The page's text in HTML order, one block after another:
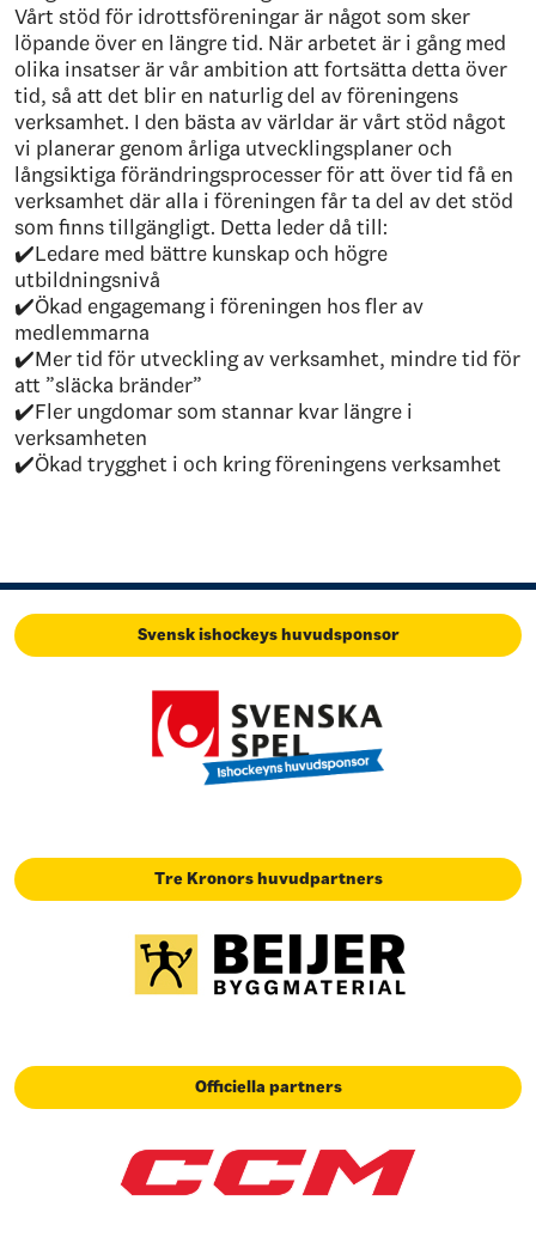
Vårt stöd för idrottsföreningar är något som sker
löpande över en längre tid. När arbetet är i gång med
olika insatser är vår ambition att fortsätta detta över
tid, så att det blir en naturlig del av föreningens
verksamhet. I den bästa av världar är vårt stöd något
vi planerar genom årliga utvecklingsplaner och
långsiktiga förändringsprocesser för att över tid få en
verksamhet där alla i föreningen får ta del av det stöd
som finns tillgängligt. Detta leder då till:
✔️Ledare med bättre kunskap och högre
utbildningsnivå
✔️Ökad engagemang i föreningen hos fler av
medlemmarna
✔️Mer tid för utveckling av verksamhet, mindre tid för
att ”släcka bränder”
✔️Fler ungdomar som stannar kvar längre i
verksamheten
✔️Ökad trygghet i och kring föreningens verksamhet
Svensk ishockeys huvudsponsor
Tre Kronors huvudpartners
Officiella partners